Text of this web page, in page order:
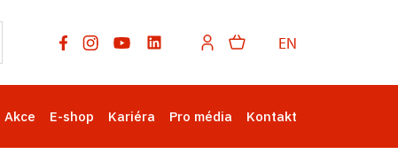
EN
Akce E-shop Kariéra Pro média Kontakt